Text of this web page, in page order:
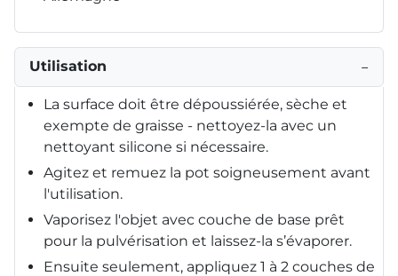
Utilisation −
La surface doit être dépoussiérée, sèche et
exempte de graisse - nettoyez-la avec un
nettoyant silicone si nécessaire.
Agitez et remuez la pot soigneusement avant
l'utilisation.
Vaporisez l'objet avec couche de base prêt
pour la pulvérisation et laissez-la s’évaporer.
Ensuite seulement, appliquez 1 à 2 couches de